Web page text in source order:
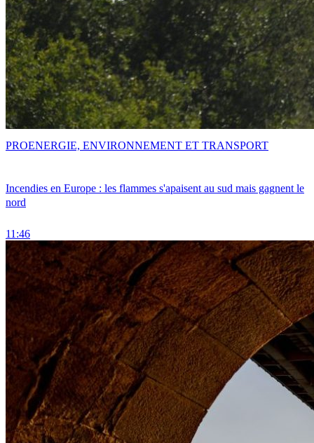
Incendies en Europe : les flammes s'apaisent au sud mais gagnent le
nord
11:46
PROENERGIE, ENVIRONNEMENT ET TRANSPORT